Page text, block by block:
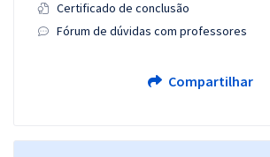
Certificado de conclusão
Fórum de dúvidas com professores
Compartilhar